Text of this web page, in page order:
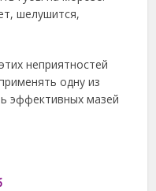
шелушится,
неприятностей
одну из
эффективных мазей